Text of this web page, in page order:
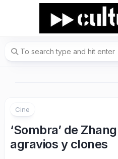
Cine
‘Sombra’ de
agravios y clones